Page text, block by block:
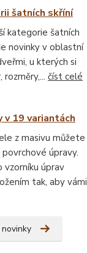
šatních skříní
kategorie šatních
novinky v oblastní
u kterých si
číst celé
v 19 variantách
z masivu můžete
úpravy.
vzorníku úprav
tak, aby vámi